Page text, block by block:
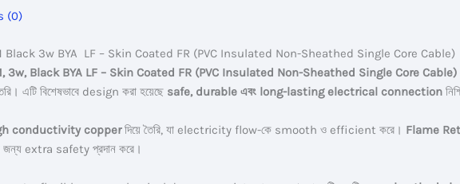
(0)
Black 3w BYA LF – Skin Coated FR (PVC Insulated Non-Sheathed Single Core Cable)
3w, Black BYA LF – Skin Coated FR (PVC Insulated Non-Sheathed Single Core Cable)
এটি বিশেষভাবে design করা হয়েছে safe, durable এবং long-lasting electrical connection
conductivity copperদিয়ে তৈরি, যা electricity flow-কে smooth ও efficient করে। Flame
জন্য extra safety প্রদান করে।